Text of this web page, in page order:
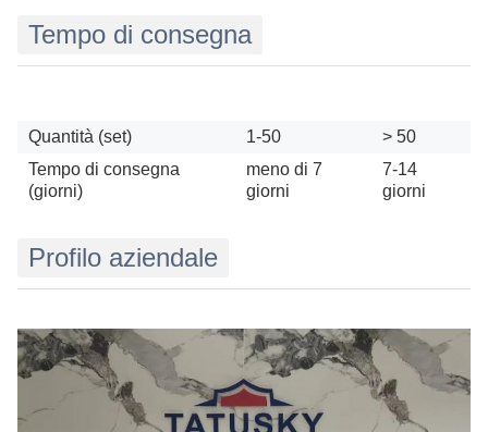
Tempo di consegna
Quantità (set) 1-50
> 50
Tempo di consegna
(giorni)
meno di 7
giorni
7-14
giorni
Profilo aziendale